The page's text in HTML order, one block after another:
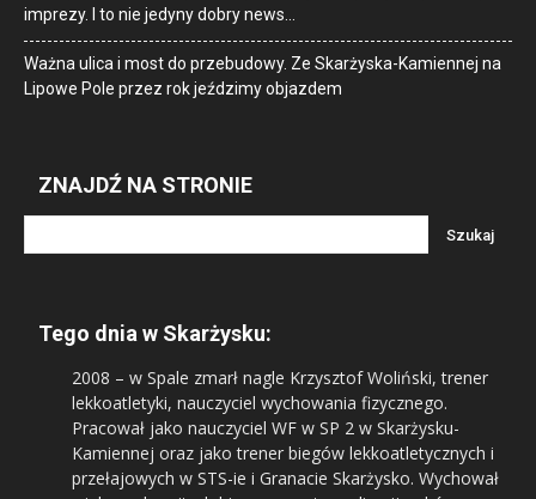
imprezy. I to nie jedyny dobry news…
Ważna ulica i most do przebudowy. Ze Skarżyska-Kamiennej na
Lipowe Pole przez rok jeździmy objazdem
ZNAJDŹ NA STRONIE
Tego dnia w Skarżysku:
2008 – w Spale zmarł nagle Krzysztof Woliński, trener
lekkoatletyki, nauczyciel wychowania fizycznego.
Pracował jako nauczyciel WF w SP 2 w Skarżysku-
Kamiennej oraz jako trener biegów lekkoatletycznych i
przełajowych w STS-ie i Granacie Skarżysko. Wychował